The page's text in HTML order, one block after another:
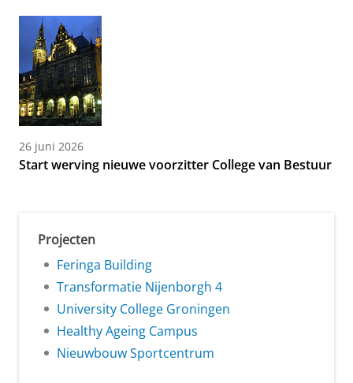
26 juni 2026
Start werving nieuwe voorzitter College van Bestuur
Projecten
Feringa Building
Transformatie Nijenborgh 4
University College Groningen
Healthy Ageing Campus
Nieuwbouw Sportcentrum